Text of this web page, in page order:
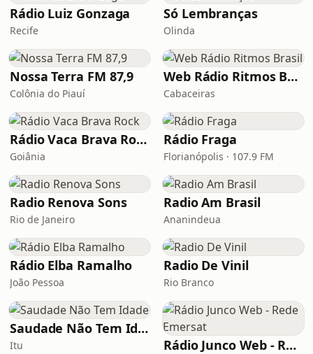
Rádio Luiz Gonzaga
Recife
Só Lembranças
Olinda
Nossa Terra FM 87,9
Colônia do Piauí
Web Rádio Ritmos Brasil
Cabaceiras
Rádio Vaca Brava Rock
Goiânia
Rádio Fraga
Florianópolis · 107.9 FM
Radio Renova Sons
Rio de Janeiro
Radio Am Brasil
Ananindeua
Rádio Elba Ramalho
João Pessoa
Radio De Vinil
Rio Branco
Saudade Não Tem Idade
Itu Rádio Junco Web - Rede Emersat